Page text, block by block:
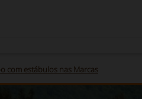
com estábulos nas Marcas